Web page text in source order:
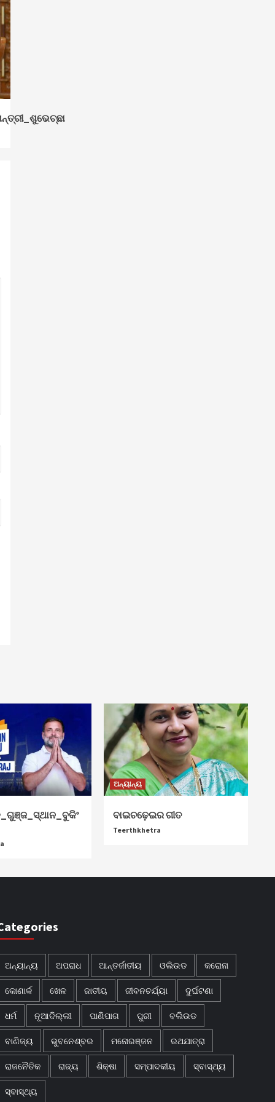
ଅନ୍ୟାନ୍ୟ
ବାଇଚଢ଼େଇର ଗୀତ
Teerthkhetra
ଅନ୍ୟାନ୍ୟ ଅପରାଧ ଆନ୍ତର୍ଜାତୀୟ ଓଲିଉଡ କରୋନା
କୋଣାର୍କ ଖେଳ ଜାତୀୟ ଜୀବନଚର୍ଯ୍ୟା ଦୁର୍ଘଟଣା
ଧର୍ମ ନୂଆଦିଲ୍ଲୀ ପାଣିପାଗ ପୁରୀ ବଲିଉଡ
ବାଣିଜ୍ୟ ଭୁବନେଶ୍ବର ମନୋରଞ୍ଜନ ରଥଯାତ୍ରା
ରାଜନୈତିକ ରାଜ୍ୟ ଶିକ୍ଷା ସମ୍ପାଦକୀୟ ସ୍ବାସ୍ଥ୍ୟ
ସ୍ବାସ୍ଥ୍ୟ